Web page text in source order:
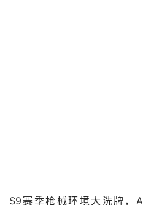
S9赛季枪械环境大洗牌，